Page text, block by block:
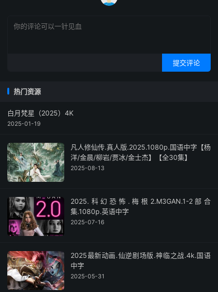
提交评论
热门资源
白月梵星（2025）4K
2025-01-19
凡人修仙传.真人版.2025.1080p.国语中字【杨
洋/金晨/柳岩/贾冰/金士杰】【全30集】
2025-08-13
2025.科幻恐怖.梅根2.M3GAN.1-2部合
集.1080p.英语中字
2025-07-16
2025最新动画.仙逆剧场版.神临之战.4k.国语
中字
2025-05-31